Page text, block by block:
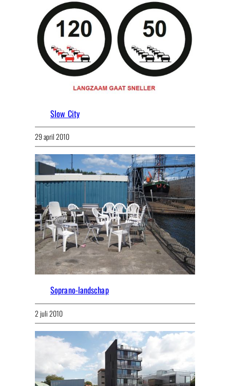
Slow City
29 april 2010
Soprano-landschap
2 juli 2010